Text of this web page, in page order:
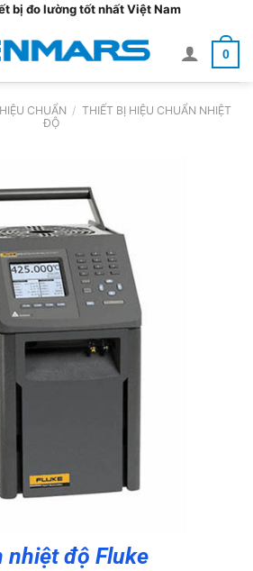
bị đo lường tốt nhất Việt Nam
0
CHUẨN / THIẾT BỊ HIỆU CHUẨN NHIỆT
ĐỘ
nhiệt độ Fluke